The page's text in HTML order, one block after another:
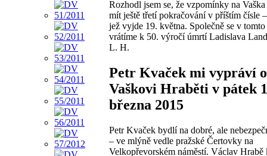
Rozhodl jsem se, že vzpomínky na
mít ještě třetí pokračování v příštím čísle
jež vyjde 19. května. Společně se v tomto
vrátíme k 50. výročí úmrtí Ladislava
L. H.
Petr Kvaček mi vypráví o
Vaškovi Hraběti v pátek
března 2015
Petr Kvaček bydlí na dobré, ale
– ve mlýně vedle pražské Čertovky na
Velkopřevorském náměstí. Václav Hrabě